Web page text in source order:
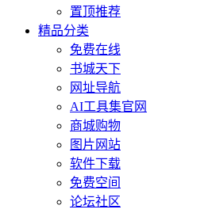
置顶推荐
精品分类
免费在线
书城天下
网址导航
AI工具集官网
商城购物
图片网站
软件下载
免费空间
论坛社区